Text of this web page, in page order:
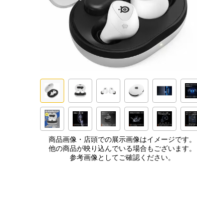
商品画像・店頭での展示画像はイメージです。
他の商品が映り込んでいる場合もございます。
参考画像としてご確認ください。